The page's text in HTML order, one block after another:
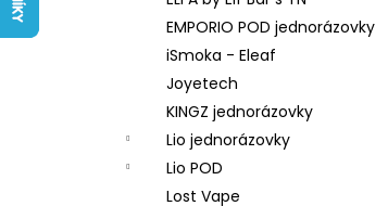
EMPORIO POD jednorázovky
iSmoka - Eleaf
Joyetech
KINGZ jednorázovky
Lio jednorázovky
Lio POD
Lost Vape
LIQUID ARAMAX 4PACK CIGAR
TOBACCO 4X10ML-18MG
558 Kč